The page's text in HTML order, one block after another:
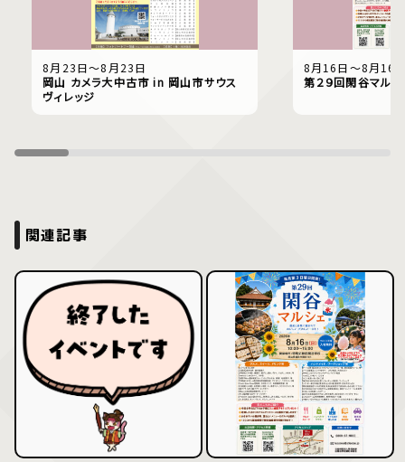
8月23日〜8月23日
岡山 カメラ大中古市 in 岡山市サウス
ヴィレッジ
8月16日〜8月16
第２９回閑谷マルシ
関連記事